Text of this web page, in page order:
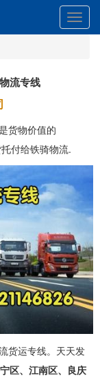
流专线
货物价值的
付给铁骑物流.
货运专线。天天发
区、江南区、良庆